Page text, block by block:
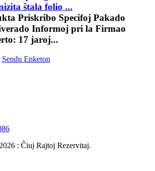
ŝtala folio ...
Priskribo Specifoj Pakado
Informoj pri la Firmao
17 jaroj...
Sendu Enketon
: Ĉiuj Rajtoj Rezervitaj.